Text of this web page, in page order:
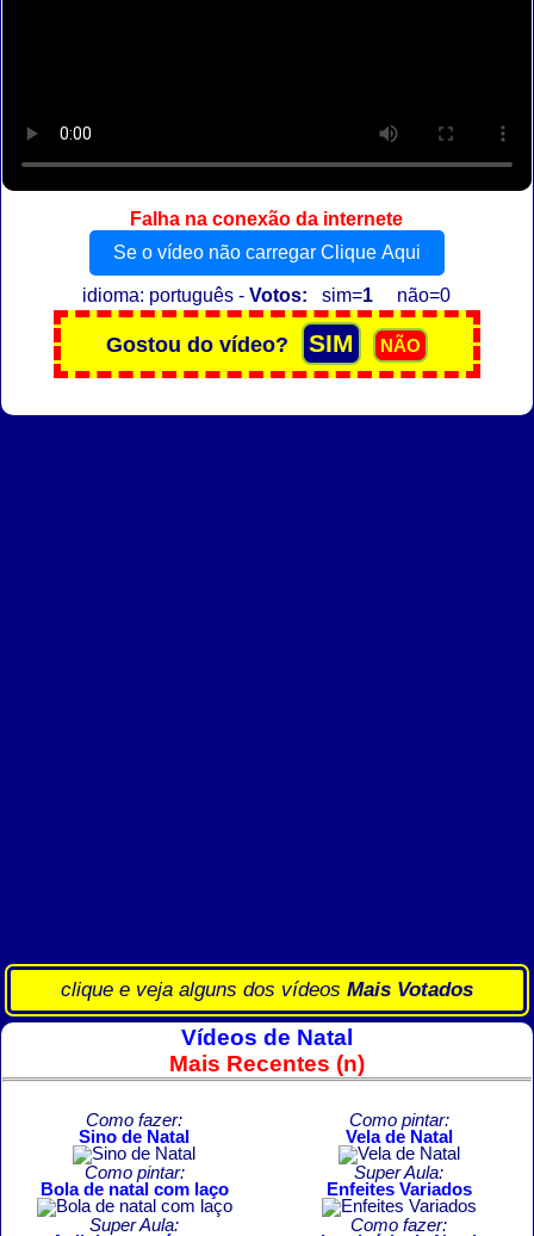
Falha na conexão da internete
Se o vídeo não carregar Clique Aqui
idioma: português -Votos: sim=1 não=0
clique e veja alguns dos vídeos Mais Votados
Vídeos de Natal
Mais Recentes (n)
Como fazer:
Sino de Natal
Como pintar:
Vela de Natal
Como pintar:
Bola de natal com laço
Super Aula:
Enfeites Variados
Super Aula:
Como fazer: